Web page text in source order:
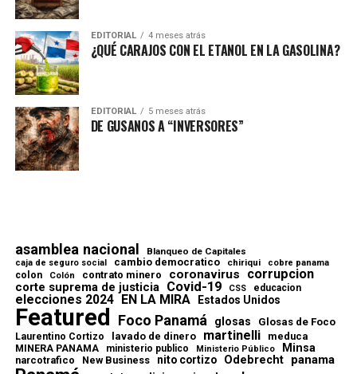
EDITORIAL 4 meses atrás
¿QUÉ CARAJOS CON EL ETANOL EN LA GASOLINA?
EDITORIAL 5 meses atrás
DE GUSANOS A “INVERSORES”
asamblea nacional Blanqueo de Capitales
caja de seguro social cambio democratico chiriqui cobre panama
colon Colón contrato minero coronavirus corrupcion
corte suprema de justicia Covid-19 CSS educacion
elecciones 2024 EN LA MIRA Estados Unidos
Featured Foco Panamá glosas Glosas de Foco
Laurentino Cortizo lavado de dinero martinelli meduca
MINERA PANAMA ministerio publico Ministerio Público Minsa
narcotrafico New Business nito cortizo Odebrecht panama